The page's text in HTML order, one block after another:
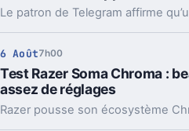
6 Août7h00
Test Razer Soma Chroma :
assez de réglages